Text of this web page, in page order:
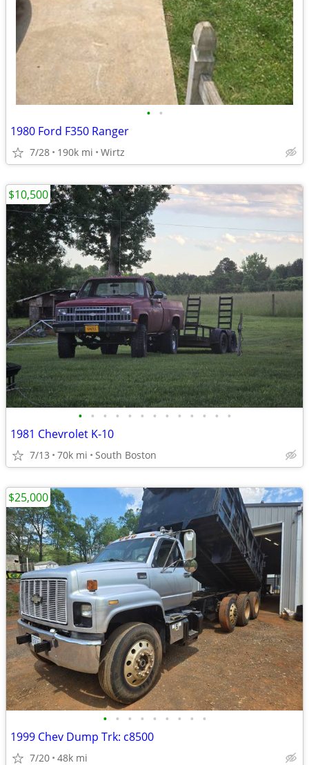
• •
1980 Ford F350 Ranger
7/28 190k mi Wirtz
• • • • • • • • • • • • •
1981 Chevrolet K-10
7/13 70k mi South Boston
$10,500
• • • • • • • • •
1999 Chev Dump Trk: c8500
7/20 48k mi
$25,000